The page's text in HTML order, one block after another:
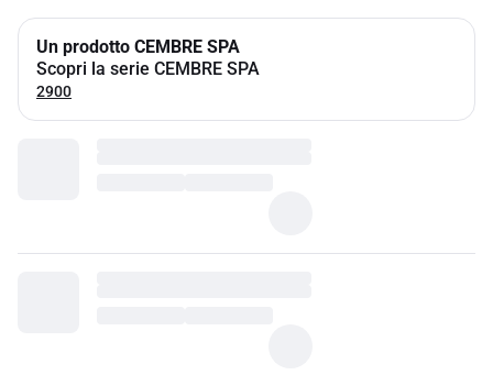
Un prodotto CEMBRE SPA
Scopri la serie CEMBRE SPA
2900